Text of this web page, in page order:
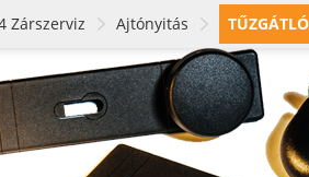
Zárszerviz Ajtónyitás